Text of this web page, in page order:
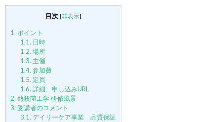
目次 [非表示]
1. ポイント
1.1. 日時
1.2. 場所
1.3. 主催
1.4. 参加費
1.5. 定員
1.6. 詳細、申し込みURL
2. 熱殺菌工学 研修風景
3. 受講者のコメント
3.1. デイリーケア事業 品質保証